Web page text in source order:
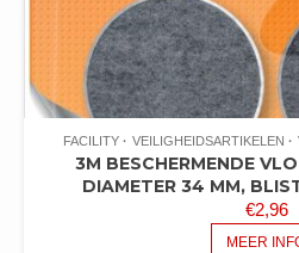
FACILITY VEILIGHEIDSARTIKELEN
3M BESCHERMENDE
DIAMETER 34 MM,
€2,96
MEER